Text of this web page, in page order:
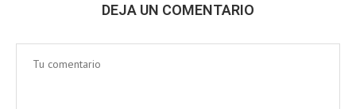
DEJA UN COMENTARIO